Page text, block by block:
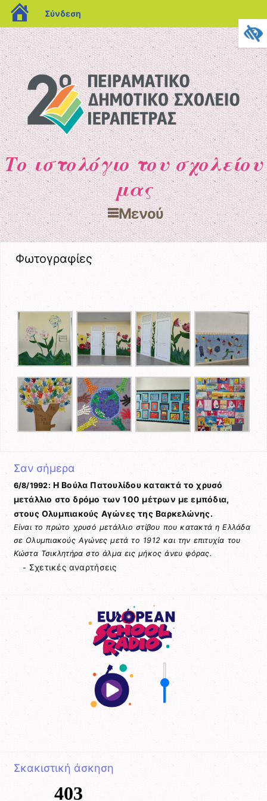
blogs.sch.gr
Σύνδεση
Το ιστολόγιο του σχολείου
μας
Μενού
Μετάβαση στο περιεχόμενο
Φωτογραφίες
Σαν σήμερα
6/8/1992: Η Βούλα Πατουλίδου κατακτά το χρυσό
μετάλλιο στο δρόμο των 100 μέτρων με εμπόδια,
στους Ολυμπιακούς Αγώνες της Βαρκελώνης.
Είναι το πρώτο χρυσό μετάλλιο στίβου που κατακτά η Ελλάδα
σε Ολυμπιακούς Αγώνες μετά το 1912 και την επιτυχία του
Κώστα Τσικλητήρα στο άλμα εις μήκος άνευ φόρας.
- Σχετικές αναρτήσεις
Σκακιστική άσκηση